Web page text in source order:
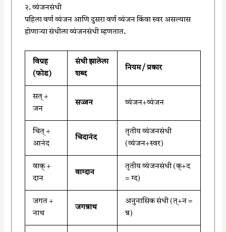
२. व्यंजनसंधी
पहिला वर्ण व्यंजन आणि दुसरा वर्ण व्यंजन किंवा स्वर असल्यास
होणाऱ्या संधीला व्यंजनसंधी म्हणतात.
विग्रह
(फोड)
संधी झालेला
शब्द
नियम / प्रकार
सत् +
जन
सज्जन व्यंजन+व्यंजन
चित् +
आनंद
चिदानंद
तृतीय व्यंजनसंधी
(व्यंजन+स्वर)
वाक् +
दान
वाग्दान
तृतीय व्यंजनसंधी (क्+द
= ग्द)
जगत +
नाथ
जगन्नाथ
अनुनासिक संधी (त्+न =
न्न)